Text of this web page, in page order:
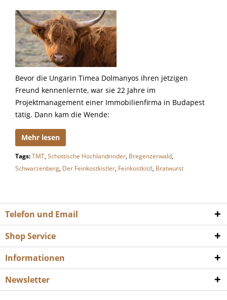
Bevor die Ungarin Timea Dolmanyos ihren jetzigen
Freund kennenlernte, war sie 22 Jahre im
Projektmanagement einer Immobilienfirma in Budapest
tätig. Dann kam die Wende:
Mehr lesen
Tags:TMT, Schottische Hochlandrinder, Bregenzerwald,
Schwarzenberg, Der Feinkostkistler, Feinkostkistl, Bratwurst
Telefon und Email
Shop Service
Informationen
Newsletter